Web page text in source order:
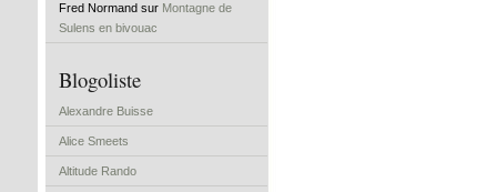
Fred Normand sur Montagne de
Sulens en bivouac
Blogoliste
Alexandre Buisse
Alice Smeets
Altitude Rando